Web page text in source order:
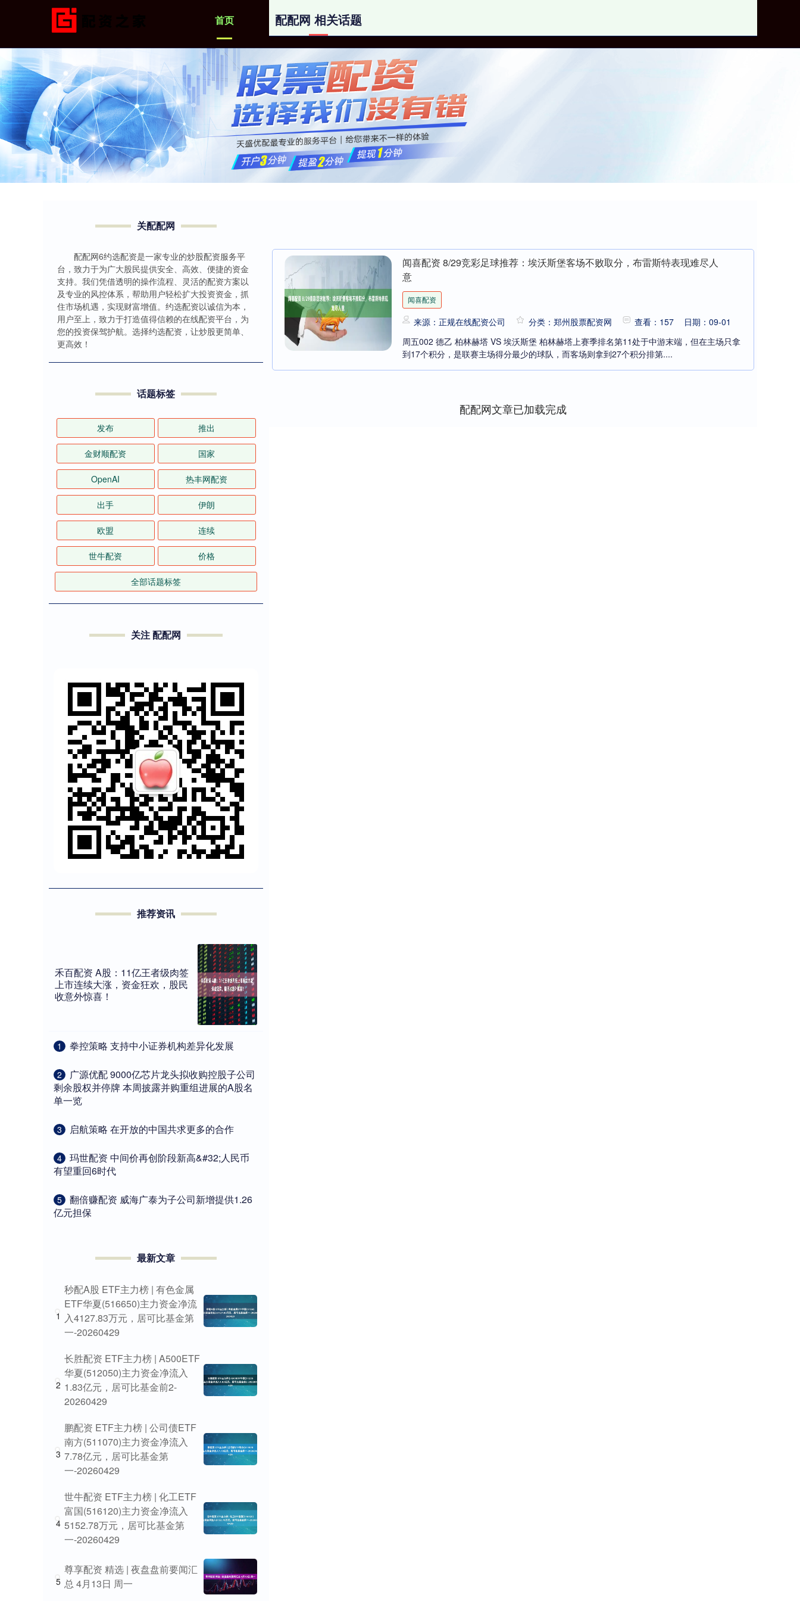
首页 配配网 炒股配资网站
配配网 相关话题
闻喜配资 8/29竞彩足球推荐：埃沃斯堡客场不败取分，布雷斯特表现难尽人
意
闻喜配资
来源：正规在线配资公司 分类：郑州股票配资网 查看：157
日期：09-01
周五002 德乙 柏林赫塔 VS 埃沃斯堡 柏林赫塔上赛季排名第11处于中游末端，但在主场只拿
到17个积分，是联赛主场得分最少的球队，而客场则拿到27个积分排第....
配配网文章已加载完成
关配配网
配配网6约选配资是一家专业的炒股配资服务平
台，致力于为广大股民提供安全、高效、便捷的资金
支持。我们凭借透明的操作流程、灵活的配资方案以
及专业的风控体系，帮助用户轻松扩大投资资金，抓
住市场机遇，实现财富增值。约选配资以诚信为本，
用户至上，致力于打造值得信赖的在线配资平台，为
您的投资保驾护航。选择约选配资，让炒股更简单、
更高效！
话题标签
发布 推出
金财顺配资 国家
OpenAI 热丰网配资
出手 伊朗
欧盟 连续
世牛配资 价格
全部话题标签
关注 配配网
推荐资讯
禾百配资 A股：11亿王者级肉签
上市连续大涨，资金狂欢，股民
收意外惊喜！
1 ​拳控策略 支持中小证券机构差异化发展
2
​广源优配 9000亿芯片龙头拟收购控股子公司
剩余股权并停牌 本周披露并购重组进展的A股名
单一览
3 ​启航策略 在开放的中国共求更多的合作
4
​玛世配资 中间价再创阶段新高&#32;人民币
有望重回6时代
5
​翻倍赚配资 威海广泰为子公司新增提供1.26
亿元担保
最新文章
1
秒配A股 ETF主力榜 | 有色金属
ETF华夏(516650)主力资金净流
入4127.83万元，居可比基金第
一-20260429
2
长胜配资 ETF主力榜 | A500ETF
华夏(512050)主力资金净流入
1.83亿元，居可比基金前2-
20260429
3
鹏配资 ETF主力榜 | 公司债ETF
南方(511070)主力资金净流入
7.78亿元，居可比基金第
一-20260429
4
世牛配资 ETF主力榜 | 化工ETF
富国(516120)主力资金净流入
5152.78万元，居可比基金第
一-20260429
5
尊享配资 精选 | 夜盘盘前要闻汇
总 4月13日 周一